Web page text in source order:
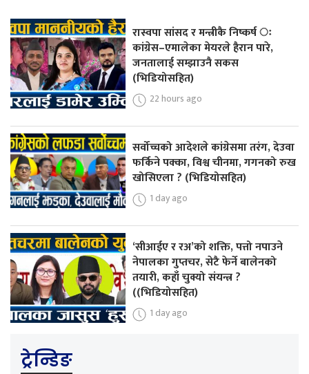
रास्वपा सांसद र मन्त्रीकै निष्कर्ष ः
कांग्रेस–एमालेका मेयरले हैरान पारे,
जनतालाई सम्झाउनै सकस
(भिडियोसहित)
22 hours ago
सर्वोच्चको आदेशले कांग्रेसमा तरंग, देउवा
फर्किने पक्का, विश्व चीनमा, गगनको रुख
खोसिएला ? (भिडियोसहित)
1 day ago
‘सीआईए र रअ’को शक्ति, पत्तो नपाउने
नेपालका गुप्तचर, सेटै फेर्ने बालेनको
तयारी, कहाँ चुक्यो संयन्त्र ?
((भिडियोसहित)
1 day ago
ट्रेन्डिङ